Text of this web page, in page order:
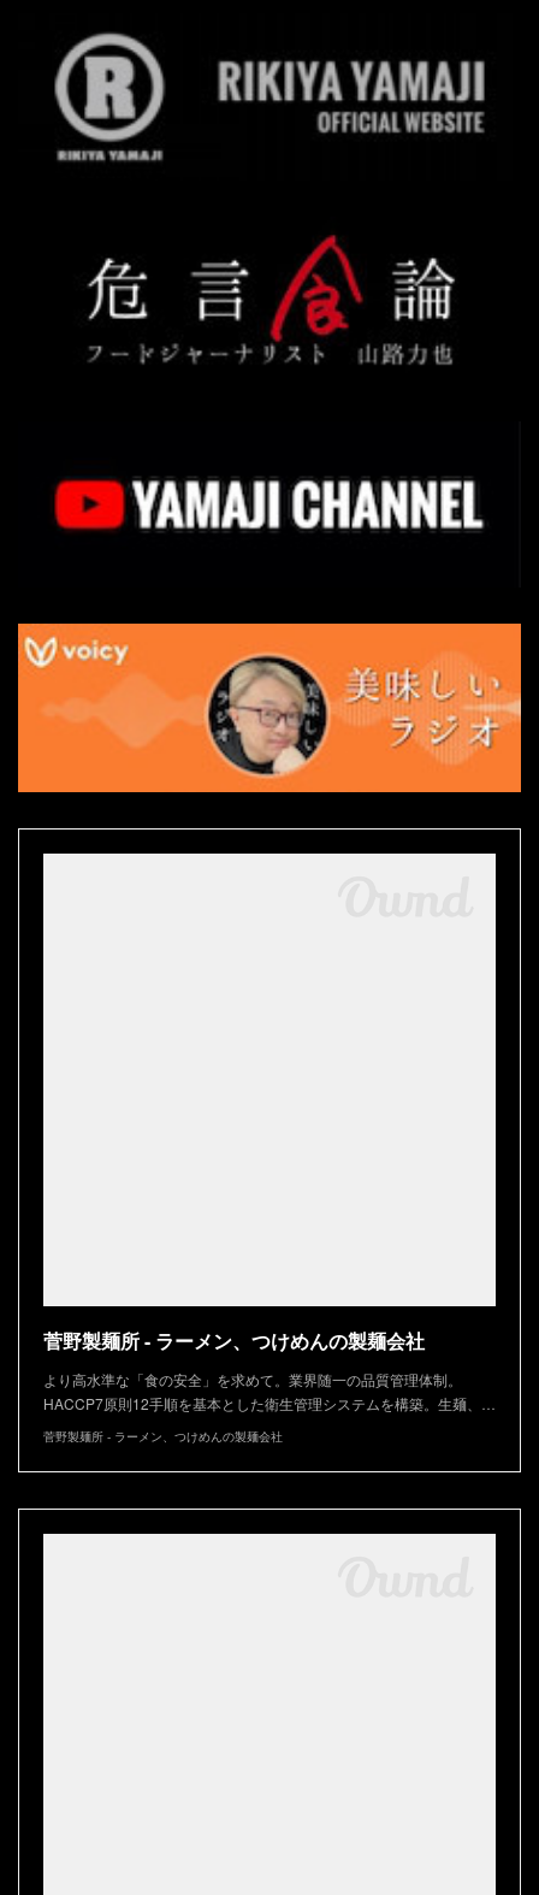
菅野製麺所 - ラーメン、つけめんの製麺会社
より高水準な「食の安全」を求めて。業界随一の品質管理体制。
HACCP7原則12手順を基本とした衛生管理システムを構築。生麺、…
菅野製麺所 - ラーメン、つけめんの製麺会社